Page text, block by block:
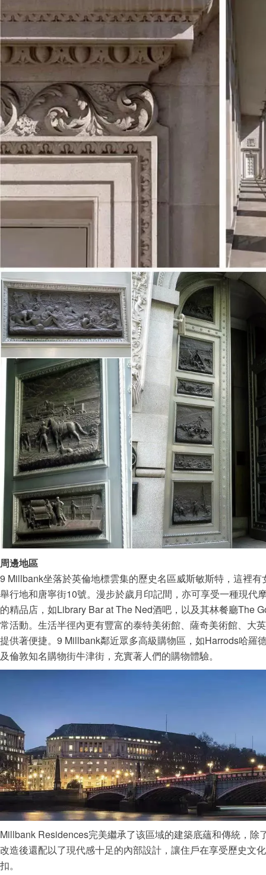
周邊地區
9 Millbank坐落於英倫地標雲集的歷史名區威斯敏斯特，這裡
舉行地和唐寧街10號。漫步於歲月印記間，亦可享受一種現代
的精品店，如Library Bar at The Ned酒吧，以及其林餐廳The
常活動。生活半徑內更有豐富的泰特美術館、薩奇美術館、大
提供著便捷。9 Millbank鄰近眾多高級購物區，如Harrods哈羅
及倫敦知名購物街牛津街，充實著人們的購物體驗。
Millbank Residences完美繼承了该區域的建築底蘊和傳統，除
改造後還配以了現代感十足的內部設計，讓住戶在享受歷史文
扣。